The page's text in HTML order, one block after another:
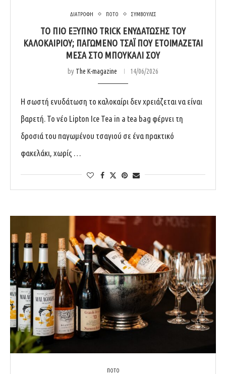
ΔΙΑΤΡΟΦΗ ΠΟΤΟ ΣΥΜΒΟΥΛΕΣ
ΤΟ ΠΙΟ ΈΞΥΠΝΟ TRICK ΕΝΥΔΆΤΩΣΗΣ ΤΟΥ
ΚΑΛΟΚΑΙΡΙΟΎ; ΠΑΓΩΜΈΝΟ ΤΣΆΙ ΠΟΥ ΕΤΟΙΜΆΖΕΤΑΙ
ΜΈΣΑ ΣΤΟ ΜΠΟΥΚΆΛΙ ΣΟΥ
by The K-magazine 14/06/2026
Η σωστή ενυδάτωση το καλοκαίρι δεν χρειάζεται να είναι
βαρετή. Το νέο Lipton Ice Tea in a tea bag φέρνει τη
δροσιά του παγωμένου τσαγιού σε ένα πρακτικό
φακελάκι, χωρίς …
ΠΟΤΟ